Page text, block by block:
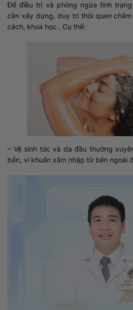
Để điều trị và phòng ngừa tình
cần xây dựng, duy trì thói quen
cách, khoa học . Cụ thể:
– Vệ sinh tóc và da đầu thường
bẩn, vi khuẩn xâm nhập từ bên ngoài